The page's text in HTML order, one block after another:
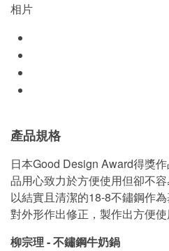
相片
產品規格
日本Good Design Award得獎
品用心致力於方便使用但卻不容
以結實且清潔的18-8不鏽鋼作
對外形作出修正，製作出方便
柳宗理 - 不鏽鋼牛奶鍋